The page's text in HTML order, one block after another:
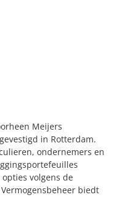
Meijers
in Rotterdam.
ondernemers en
volgens de
biedt